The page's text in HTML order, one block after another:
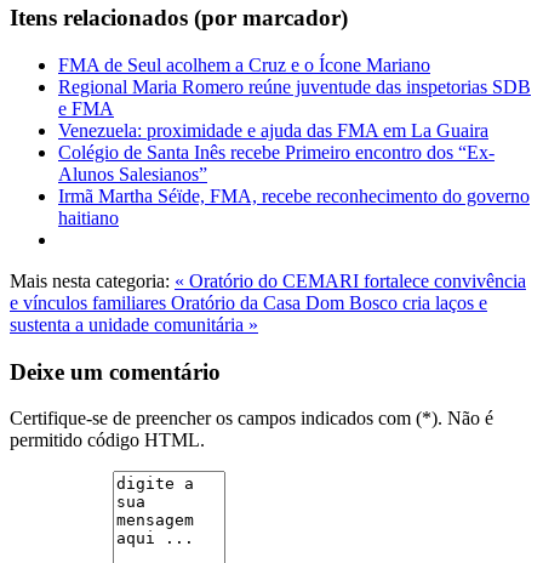
Itens relacionados (por marcador)
FMA de Seul acolhem a Cruz e o Ícone Mariano
Regional Maria Romero reúne juventude das inspetorias SDB
e FMA
Venezuela: proximidade e ajuda das FMA em La Guaira
Colégio de Santa Inês recebe Primeiro encontro dos “Ex-
Alunos Salesianos”
Irmã Martha Séïde, FMA, recebe reconhecimento do governo
haitiano
Mais nesta categoria: « Oratório do CEMARI fortalece convivência
e vínculos familiares Oratório da Casa Dom Bosco cria laços e
sustenta a unidade comunitária »
Deixe um comentário
Certifique-se de preencher os campos indicados com (*). Não é
permitido código HTML.